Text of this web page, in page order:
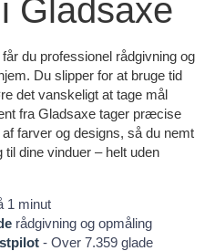
Gladsaxe
du professionel rådgivning og
Du slipper for at bruge tid
det vanskeligt at tage mål
fra Gladsaxe tager præcise
farver og designs, så du nemt
dine vinduer – helt uden
1 minut
rådgivning og opmåling
- Over 7.359 glade